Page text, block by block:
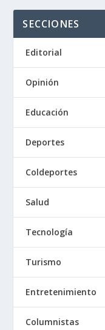
SECCIONES
Editorial
Opinión
Educación
Deportes
Coldeportes
Salud
Tecnología
Turismo
Entretenimiento
Columnistas